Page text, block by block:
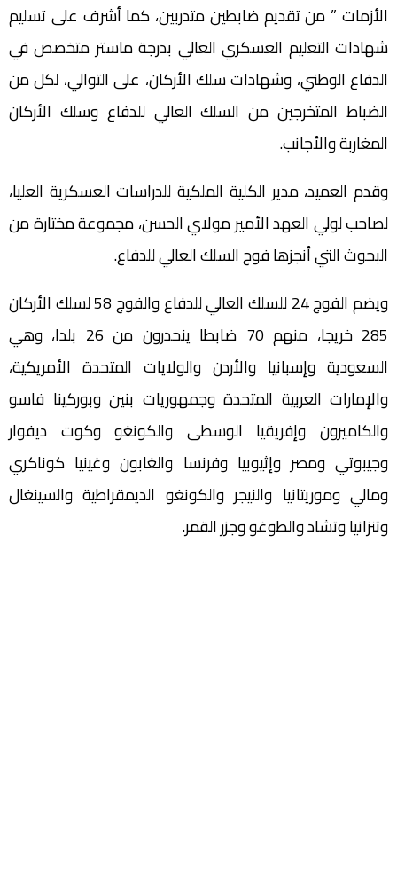
الأزمات ” من تقديم ضابطين متدربين، كما أشرف على تسليم
شهادات التعليم العسكري العالي بدرجة ماستر متخصص في
الدفاع الوطني، وشهادات سلك الأركان، على التوالي، لكل من
الضباط المتخرجين من السلك العالي للدفاع وسلك الأركان
المغاربة والأجانب.
وقدم العميد، مدير الكلية الملكية للدراسات العسكرية العليا،
لصاحب لولي العهد الأمير مولاي الحسن، مجموعة مختارة من
البحوث التي أنجزها فوج السلك العالي للدفاع.
ويضم الفوج 24 للسلك العالي للدفاع والفوج 58 لسلك الأركان
285 خريجا، منهم 70 ضابطا ينحدرون من 26 بلدا، وهي
السعودية وإسبانيا والأردن والولايات المتحدة الأمريكية،
والإمارات العربية المتحدة وجمهوريات بنين وبوركينا فاسو
والكاميرون وإفريقيا الوسطى والكونغو وكوت ديفوار
وجيبوتي ومصر وإثيوبيا وفرنسا والغابون وغينيا كوناكري
ومالي وموريتانيا والنيجر والكونغو الديمقراطية والسينغال
وتنزانيا وتشاد والطوغو وجزر القمر.